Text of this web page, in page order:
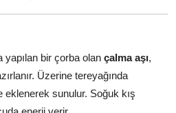
yapılan bir çorba olan çalma aşı,
Üzerine tereyağında
eklenerek sunulur. Soğuk kış